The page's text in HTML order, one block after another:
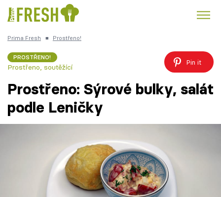
Česká kuchyně
Prima Fresh ■ Prostřeno!
PROSTŘENO!
Prostřeno, soutěžící
Pin it
Prostřeno: Sýrové bulky, salát
podle Leničky